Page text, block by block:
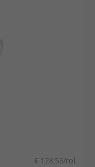
€ 128,56/rol